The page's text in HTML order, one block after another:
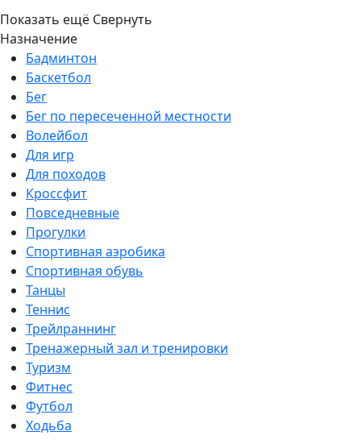
Показать ещё Свернуть
Назначение
Бадминтон
Баскетбол
Бег
Бег по пересеченной местности
Волейбол
Для игр
Для походов
Кроссфит
Повседневные
Прогулки
Спортивная аэробика
Спортивная обувь
Танцы
Теннис
Трейлраннинг
Тренажерный зал и тренировки
Туризм
Фитнес
Футбол
Ходьба